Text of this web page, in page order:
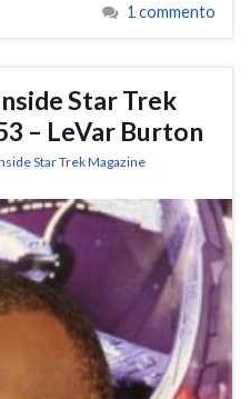
1 commento
Star Trek
– LeVar Burton
Star Trek Magazine